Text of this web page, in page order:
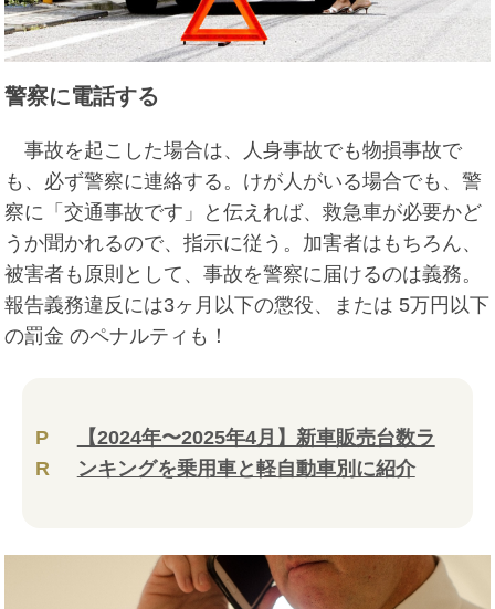
警察に電話する
事故を起こした場合は、人身事故でも物損事故で
も、必ず警察に連絡する。けが人がいる場合でも、警
察に「交通事故です」と伝えれば、救急車が必要かど
うか聞かれるので、指示に従う。加害者はもちろん、
被害者も原則として、事故を警察に届けるのは義務。
報告義務違反には3ヶ月以下の懲役、または 5万円以下
の罰金 のペナルティも！
P
R
【2024年〜2025年4月】新車販売台数ラ
ンキングを乗用車と軽自動車別に紹介